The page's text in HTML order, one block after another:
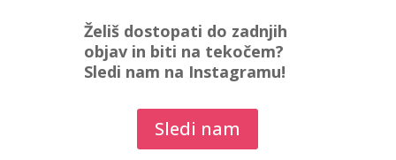
Želiš dostopati do zadnjih
objav in biti na tekočem?
Sledi nam na Instagramu!
Sledi nam